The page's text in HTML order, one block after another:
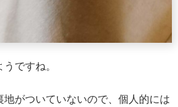
ですね。
地がついていないので、個人的には